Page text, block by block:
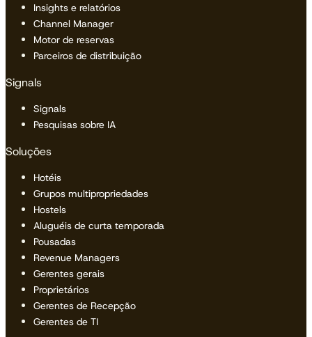
Insights e relatórios
Channel Manager
Motor de reservas
Parceiros de distribuição
Signals
Signals
Pesquisas sobre IA
Soluções
Hotéis
Grupos multipropriedades
Hostels
Aluguéis de curta temporada
Pousadas
Revenue Managers
Gerentes gerais
Proprietários
Gerentes de Recepção
Gerentes de TI